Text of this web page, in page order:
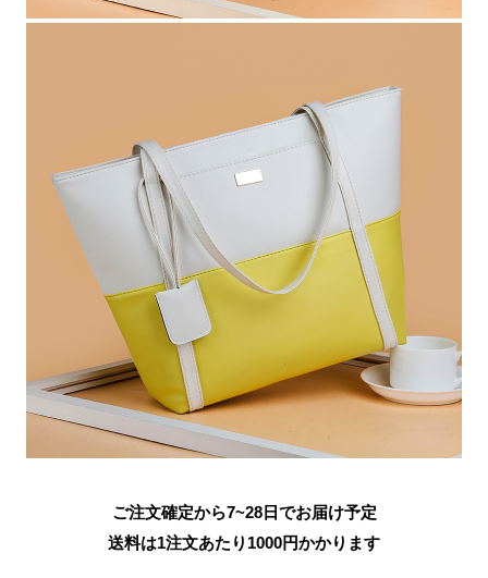
ご注文確定から7~28日でお届け予定
送料は1注文あたり 1000円かかります